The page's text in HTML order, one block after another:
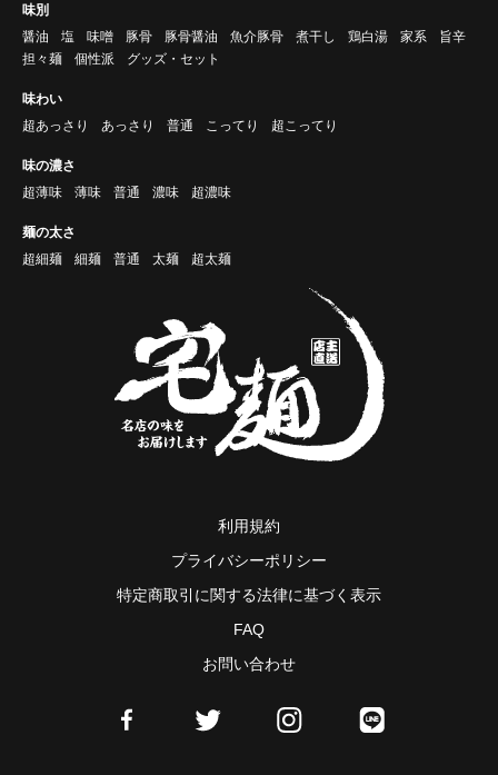
味別
醤油
塩 味噌 豚骨 豚骨醤油 魚介豚骨 煮干し 鶏白湯 家系
旨辛
担々麺
個性派 グッズ・セット
味わい
超あっさり
あっさり 普通 こってり 超こってり
味の濃さ
超薄味
薄味 普通 濃味 超濃味
麺の太さ
超細麺
細麺 普通 太麺 超太麺
利用規約
プライバシーポリシー
特定商取引に関する法律に基づく表示
FAQ
お問い合わせ